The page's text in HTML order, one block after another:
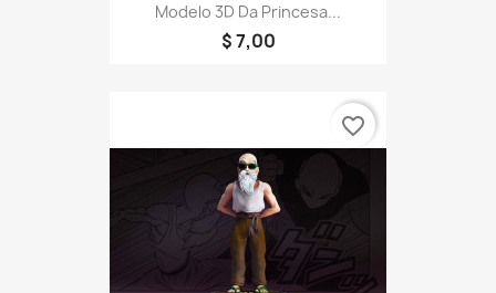
Modelo 3D Da Princesa...
$ 7,00
favorite_border